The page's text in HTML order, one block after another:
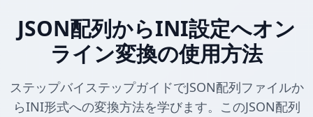
JSON配列からINI設定へオン
ライン変換の使用方法
ステップバイステップガイドでJSON配列ファイルか
らINI形式への変換方法を学びます。このJSON配列